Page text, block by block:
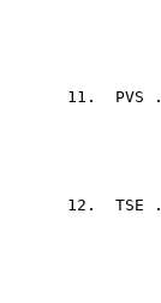
11. PVS
12. TSE